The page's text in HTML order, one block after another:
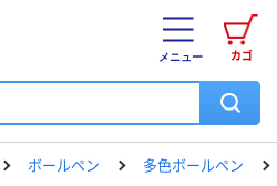
カゴ
メニュー
ボールペン 多色ボールペン